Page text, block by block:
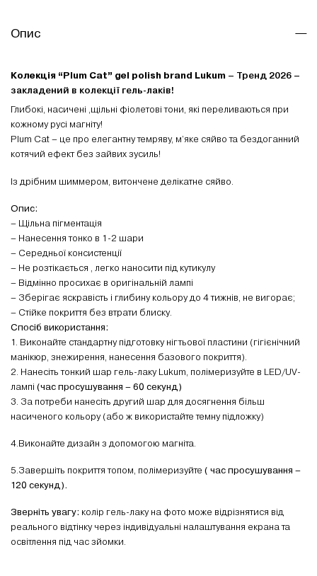
Опис
Колекція “Plum Cat” gel polish brand Lukum – Тренд 2026 –
закладений в колекції гель-лаків!
Глибокі, насичені ,щільні фіолетові тони, які переливаються при
кожному русі магніту!
Plum Cat – це про елегантну темряву, м’яке сяйво та бездоганний
котячий ефект без зайвих зусиль!
Із дрібним шиммером, витончене делікатне сяйво.
Опис:
– Щільна пігментація
– Нанесення тонко в 1-2 шари
– Середньої консистенції
– Не розтікається , легко наносити під кутикулу
– Відмінно просихає в оригінальній лампі
– Зберігає яскравість і глибину кольору до 4 тижнів, не вигорає;
– Стійке покриття без втрати блиску.
Спосіб використання:
1. Виконайте стандартну підготовку нігтьової пластини (гігієнічний
манікюр, знежирення, нанесення базового покриття).
2. Нанесіть тонкий шар гель-лаку Lukum, полімеризуйте в LED/UV-
лампі (час просушування – 60 секунд)
3. За потреби нанесіть другий шар для досягнення більш
насиченого кольору (або ж використайте темну підложку)
4.Виконайте дизайн з допомогою магніта.
5.Завершіть покриття топом, полімеризуйте ( час просушування –
120 секунд).
Зверніть увагу: колір гель-лаку на фото може відрізнятися від
реального відтінку через індивідуальні налаштування екрана та
освітлення під час зйомки.